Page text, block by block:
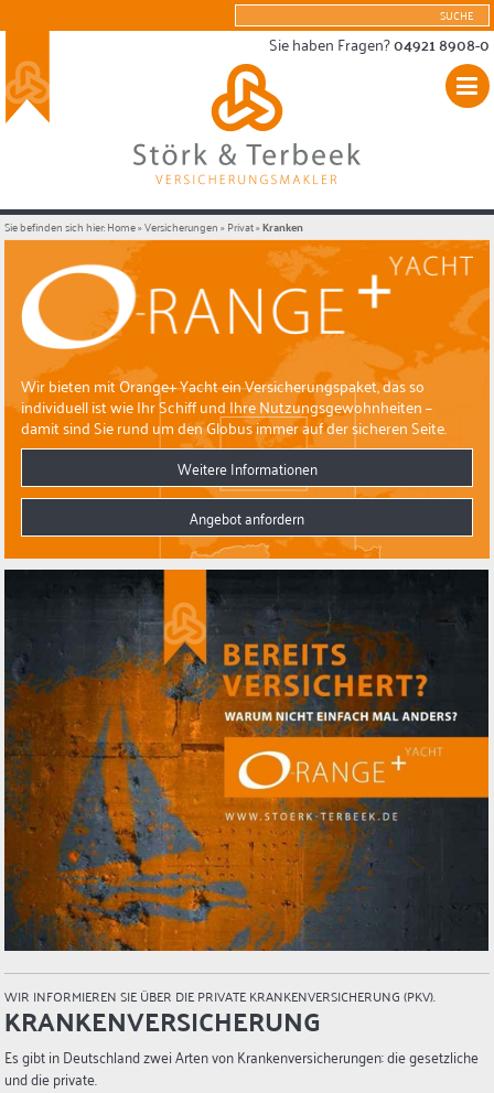
Sie haben Fragen?04921 8908-0
Sie befinden sich hier:Home»Versicherungen»Privat»Kranken
Wir bieten mit Orange+ Yacht ein Versicherungspaket, das so
individuell ist wie Ihr Schiff und Ihre Nutzungsgewohnheiten –
damit sind Sie rund um den Globus immer auf der sicheren Seite.
Weitere Informationen
Angebot anfordern
WIR INFORMIEREN SIE ÜBER DIE PRIVATE KRANKENVERSICHERUNG (PKV).
KRANKENVERSICHERUNG
Es gibt in Deutschland zwei Arten von Krankenversicherungen: die gesetzliche
und die private.